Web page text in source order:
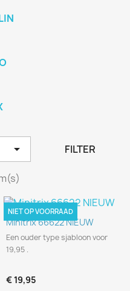
 FILTER
Minitrix 66622 NIEUW
Een ouder type sjabloon voor
19,95 .
€ 19,95
NIET OP VOORRAAD